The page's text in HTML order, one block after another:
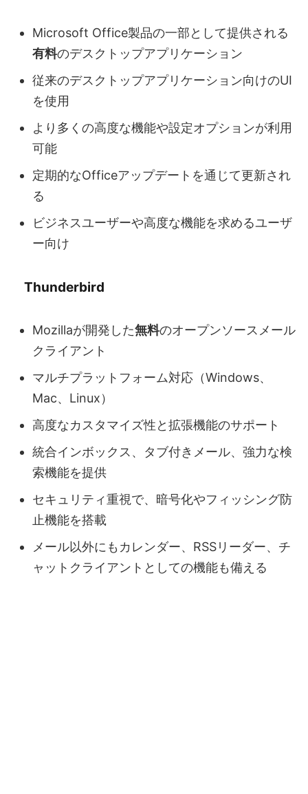
Microsoft Office製品の一部として提供される
有料のデスクトップアプリケーション
従来のデスクトップアプリケーション向けのUI
を使用
より多くの高度な機能や設定オプションが利用
可能
定期的なOfficeアップデートを通じて更新され
る
ビジネスユーザーや高度な機能を求めるユーザ
ー向け
Thunderbird
Mozillaが開発した無料のオープンソースメール
クライアント
マルチプラットフォーム対応（Windows、
Mac、Linux）
高度なカスタマイズ性と拡張機能のサポート
統合インボックス、タブ付きメール、強力な検
索機能を提供
セキュリティ重視で、暗号化やフィッシング防
止機能を搭載
メール以外にもカレンダー、RSSリーダー、チ
ャットクライアントとしての機能も備える